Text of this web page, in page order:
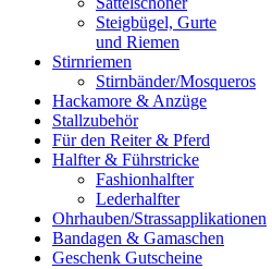
Steigbügel, Gurte
und Riemen
Stirnriemen
Stirnbänder/Mosqueros
Hackamore & Anzüge
Stallzubehör
Für den Reiter & Pferd
Halfter & Führstricke
Fashionhalfter
Lederhalfter
Ohrhauben/Strassapplikationen
Bandagen & Gamaschen
Geschenk Gutscheine